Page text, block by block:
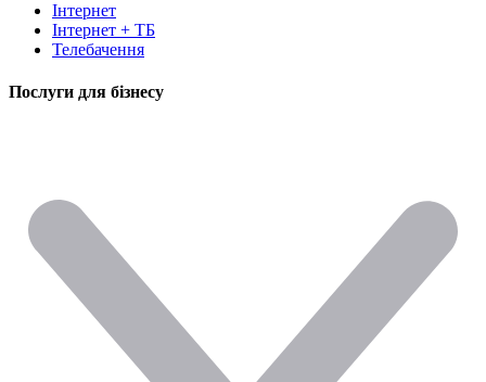
Інтернет
Інтернет + ТБ
Телебачення
Послуги для бізнесу